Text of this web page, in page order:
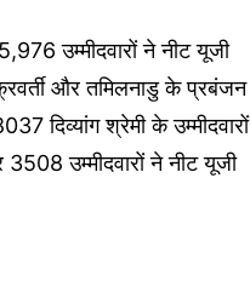
उम्मीदवारों ने नीट यूजी
और तमिलनाडु के प्रबंजन
दिव्यांग श्रेमी के उम्मीदवारों
उम्मीदवारों ने नीट यूजी